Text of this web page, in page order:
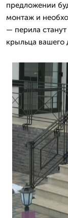
предложении
монтаж и
— перила
крыльца вашего